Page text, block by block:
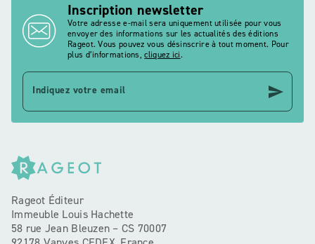
Inscription newsletter
Votre adresse e-mail sera uniquement utilisée pour vous
envoyer des informations sur les actualités des éditions
Rageot. Vous pouvez vous désinscrire à tout moment. Pour
plus d’informations,cliquez ici.
Indiquez votre email send
Rageot Éditeur
Immeuble Louis Hachette
58 rue Jean Bleuzen – CS 70007